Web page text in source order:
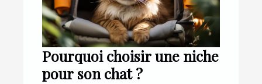
Pourquoi choisir une niche
pour son chat ?